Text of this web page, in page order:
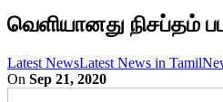
வெளியானது நிசப்தம்
Latest NewsLatest News in Tamil
On Sep 21, 2020